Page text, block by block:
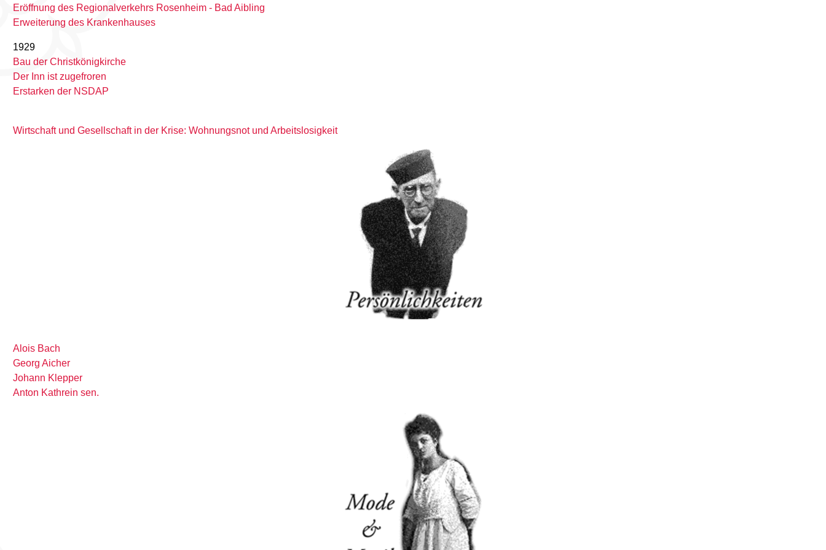
Eröffnung des Regionalverkehrs Rosenheim - Bad Aibling
Erweiterung des Krankenhauses
1929
Bau der Christkönigkirche
Der Inn ist zugefroren
Erstarken der NSDAP
Wirtschaft und Gesellschaft in der Krise: Wohnungsnot und Arbeitslosigkeit
Alois Bach
Georg Aicher
Johann Klepper
Anton Kathrein sen.